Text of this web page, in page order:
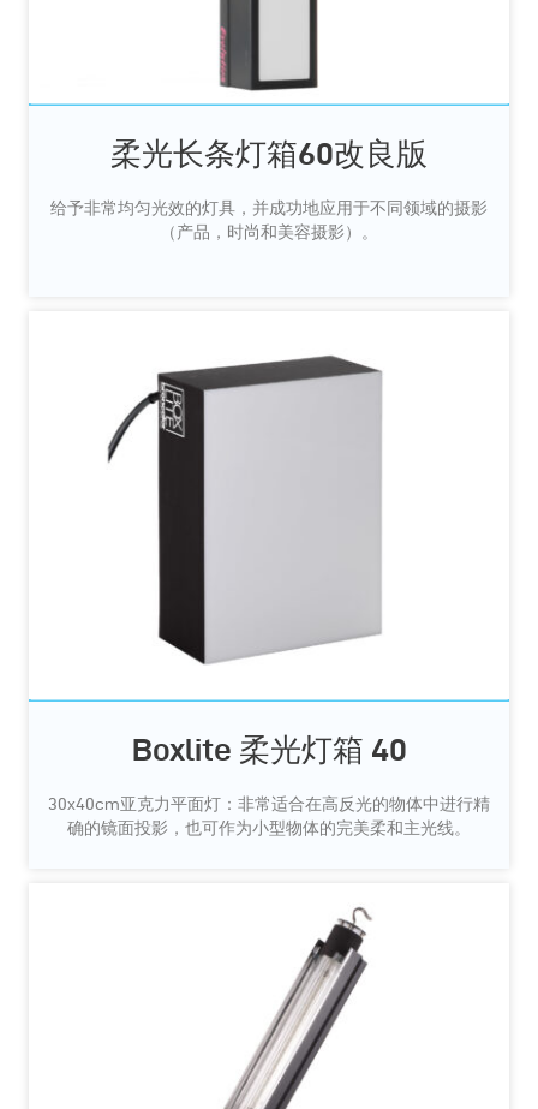
柔光长条灯箱60改良版
给予非常均匀光效的灯具，并成功地应用于不同领域的摄影
（产品，时尚和美容摄影）。
Boxlite 柔光灯箱 40
30x40cm亚克力平面灯：非常适合在高反光的物体中进行精
确的镜面投影，也可作为小型物体的完美柔和主光线。